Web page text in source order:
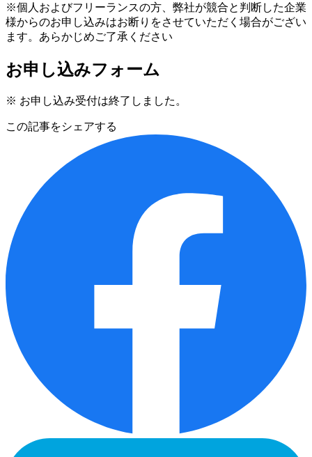
※個人およびフリーランスの方、弊社が競合と判断した企業
様からのお申し込みはお断りをさせていただく場合がござい
ます。あらかじめご了承ください
お申し込みフォーム
※ お申し込み受付は終了しました。
この記事をシェアする